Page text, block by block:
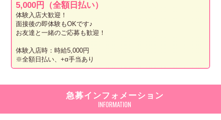
5,000円（全額日払い）
体験入店大歓迎！
面接後の即体験もOKです♪
お友達と一緒のご応募も歓迎！
体験入店時：時給5,000円
※全額日払い、+α手当あり
急募インフォメーション